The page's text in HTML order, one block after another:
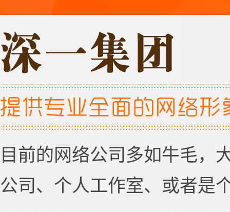
目前的网络公司多如牛毛，
公司、个人工作室、或者是